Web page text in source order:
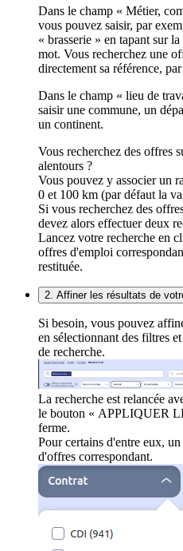
Dans le champ « Métier,
vous pouvez saisir, par
« brasserie » en tapant sur
mot. Vous recherchez une
directement sa référence,
Dans le champ « lieu de
saisir une commune, un
un continent.
Vous recherchez des offres
alentours ?
Vous pouvez y associer un
0 et 100 km (par défaut la
Si vous recherchez des
devez alors effectuer deux
Lancez votre recherche en
offres d'emploi
restituée.
2. Affiner les résultats de
Si besoin, vous pouvez
en sélectionnant des filtres
de recherche.
La recherche est relancée
le bouton « APPLIQUER
ferme.
Pour certains d'entre eux,
d'offres correspondant.